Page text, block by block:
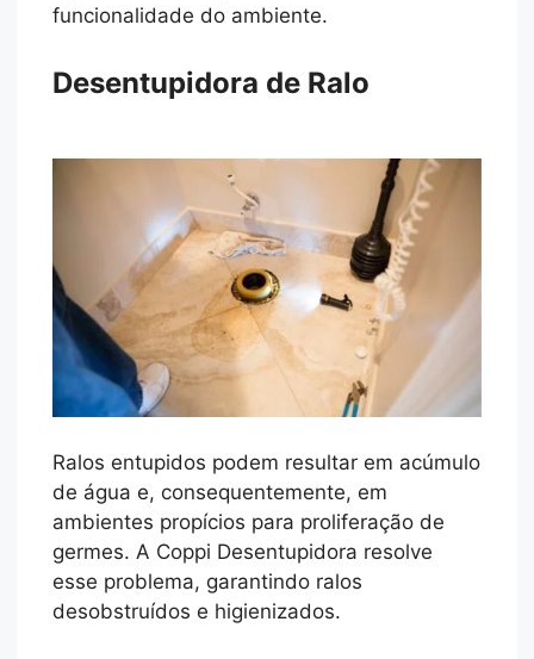
funcionalidade do ambiente.
Desentupidora de Ralo
Ralos entupidos podem resultar em acúmulo
de água e, consequentemente, em
ambientes propícios para proliferação de
germes. A Coppi Desentupidora resolve
esse problema, garantindo ralos
desobstruídos e higienizados.